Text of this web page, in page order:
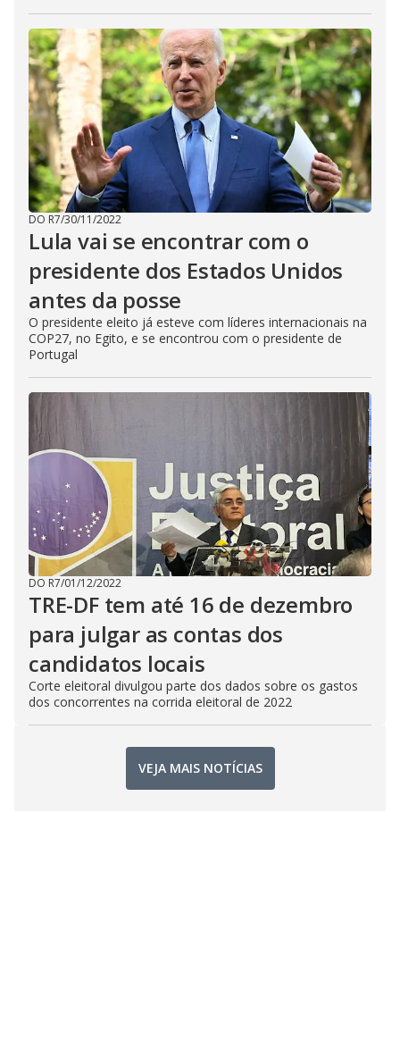
DO R7/30/11/2022
Lula vai se encontrar com o
presidente dos Estados Unidos
antes da posse
O presidente eleito já esteve com líderes internacionais na
COP27, no Egito, e se encontrou com o presidente de
Portugal
DO R7/01/12/2022
TRE-DF tem até 16 de dezembro
para julgar as contas dos
candidatos locais
Corte eleitoral divulgou parte dos dados sobre os gastos
dos concorrentes na corrida eleitoral de 2022
VEJA MAIS NOTÍCIAS